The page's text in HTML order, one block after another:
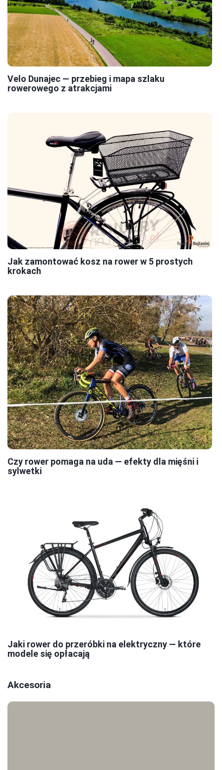
Velo Dunajec — przebieg i mapa szlaku
rowerowego z atrakcjami
Jak zamontować kosz na rower w 5 prostych
krokach
Czy rower pomaga na uda — efekty dla mięśni i
sylwetki
Jaki rower do przeróbki na elektryczny — które
modele się opłacają
Akcesoria